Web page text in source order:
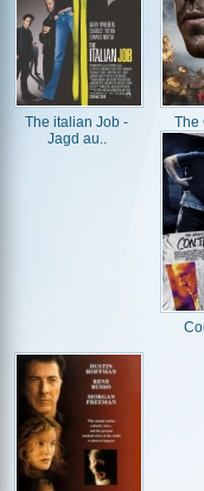
The italian Job -
Jagd au..
The